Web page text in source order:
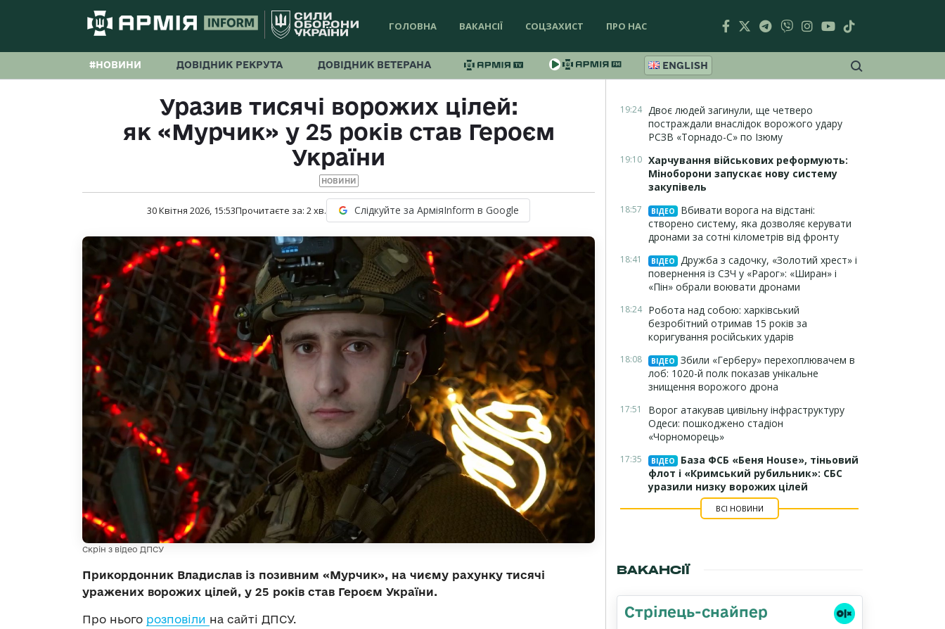
ГОЛОВНА ВАКАНСІЇ СОЦЗАХИСТ ПРО НАС
#НОВИНИ ДОВІДНИК РЕКРУТА ДОВІДНИК ВЕТЕРАНА ENGLISH
Уразив тисячі ворожих цілей:
як «Мурчик» у 25 років став Героєм
України
НОВИНИ
30 Квітня 2026, 15:53Прочитаєте за: 2хв. Слідкуйте за АрміяInform в Google
Скрін з відео ДПСУ
Прикордонник Владислав із позивним «Мурчик», на чиєму рахунку тисячі
уражених ворожих цілей, у 25 років став Героєм України.
Про нього розповіли на сайті ДПСУ.
19:24 Двоє людей загинули, ще четверо
постраждали внаслідок ворожого удару
РСЗВ «Торнадо-С» по Ізюму
19:10 Харчування військових реформують:
Міноборони запускає нову систему
закупівель
18:57 ВІДЕО
Вбивати ворога на відстані:
створено систему, яка дозволяє керувати
дронами за сотні кілометрів від фронту
18:41 ВІДЕО
Дружба з садочку, «Золотий хрест» і
повернення із СЗЧ у «Рарог»: «Ширан» і
«Пін» обрали воювати дронами
18:24 Робота над собою: харківський
безробітний отримав 15 років за
коригування російських ударів
18:08 ВІДЕО
Збили «Герберу» перехоплювачем в
лоб: 1020-й полк показав унікальне
знищення ворожого дрона
17:51
Ворог атакував цивільну інфраструктуру
Одеси: пошкоджено стадіон
«Чорноморець»
17:35 ВІДЕО
База ФСБ «Беня House», тіньовий
флот і «Кримський рубильник»: СБС
уразили низку ворожих цілей
ВСІ НОВИНИ
ВАКАНСІЇ
Стрілець-снайпер